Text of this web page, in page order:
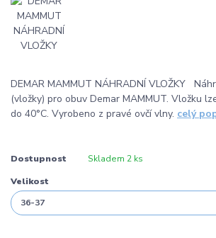
DEMAR MAMMUT NÁHRADNÍ VLOŽKY
(vložky) pro obuv Demar MAMMUT. Vložku
do 40°C. Vyrobeno z pravé ovčí vlny. celý
Dostupnost Skladem 2 ks
Velikost